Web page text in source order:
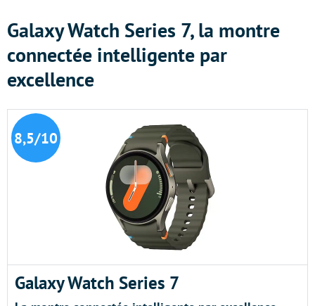
Galaxy Watch Series 7, la montre
connectée intelligente par
excellence
8,5/10
Galaxy Watch Series 7